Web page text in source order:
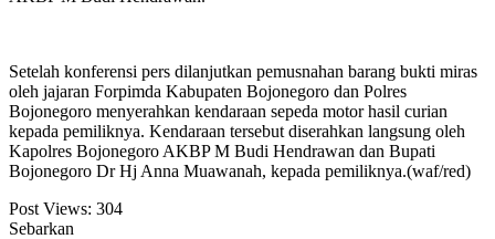
Setelah konferensi pers dilanjutkan pemusnahan barang bukti miras
oleh jajaran Forpimda Kabupaten Bojonegoro dan Polres
Bojonegoro menyerahkan kendaraan sepeda motor hasil curian
kepada pemiliknya. Kendaraan tersebut diserahkan langsung oleh
Kapolres Bojonegoro AKBP M Budi Hendrawan dan Bupati
Bojonegoro Dr Hj Anna Muawanah, kepada pemiliknya.(waf/red)
Post Views: 304
Sebarkan